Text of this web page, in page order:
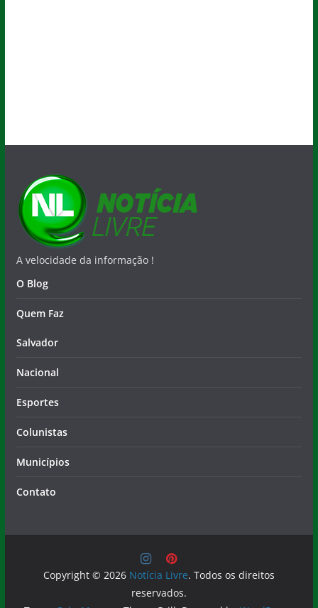
A velocidade da informação !
O Blog
Quem Faz
Salvador
Nacional
Esportes
Colunistas
Municípios
Contato
Copyright © 2026 Notícia Livre. Todos os direitos
reservados.